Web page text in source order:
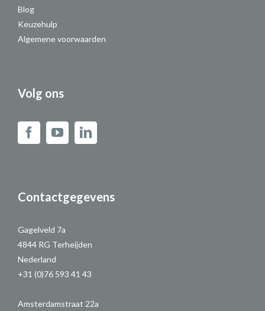
Blog
Keuzehulp
Algemene voorwaarden
Volg ons
Contactgegevens
Gagelveld 7a
4844 RG Terheijden
Nederland
+31 (0)76 593 41 43
Amsterdamstraat 22a